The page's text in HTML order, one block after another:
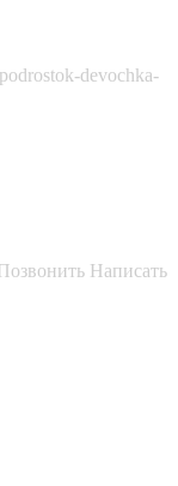
devochka-
Написать